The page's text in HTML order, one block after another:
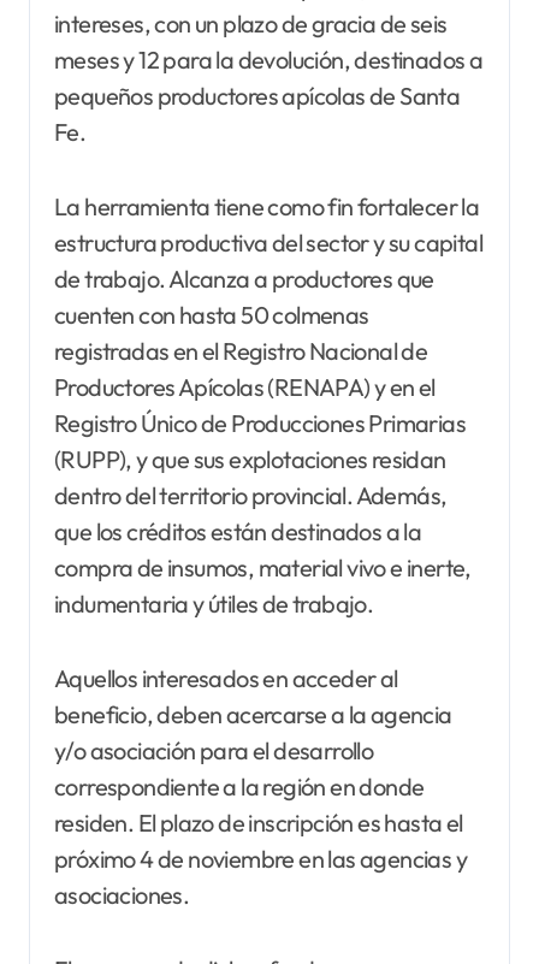
intereses, con un plazo de gracia de seis
meses y 12 para la devolución, destinados a
pequeños productores apícolas de Santa
Fe.
La herramienta tiene como fin fortalecer la
estructura productiva del sector y su capital
de trabajo. Alcanza a productores que
cuenten con hasta 50 colmenas
registradas en el Registro Nacional de
Productores Apícolas (RENAPA) y en el
Registro Único de Producciones Primarias
(RUPP), y que sus explotaciones residan
dentro del territorio provincial. Además,
que los créditos están destinados a la
compra de insumos, material vivo e inerte,
indumentaria y útiles de trabajo.
Aquellos interesados en acceder al
beneficio, deben acercarse a la agencia
y/o asociación para el desarrollo
correspondiente a la región en donde
residen. El plazo de inscripción es hasta el
próximo 4 de noviembre en las agencias y
asociaciones.